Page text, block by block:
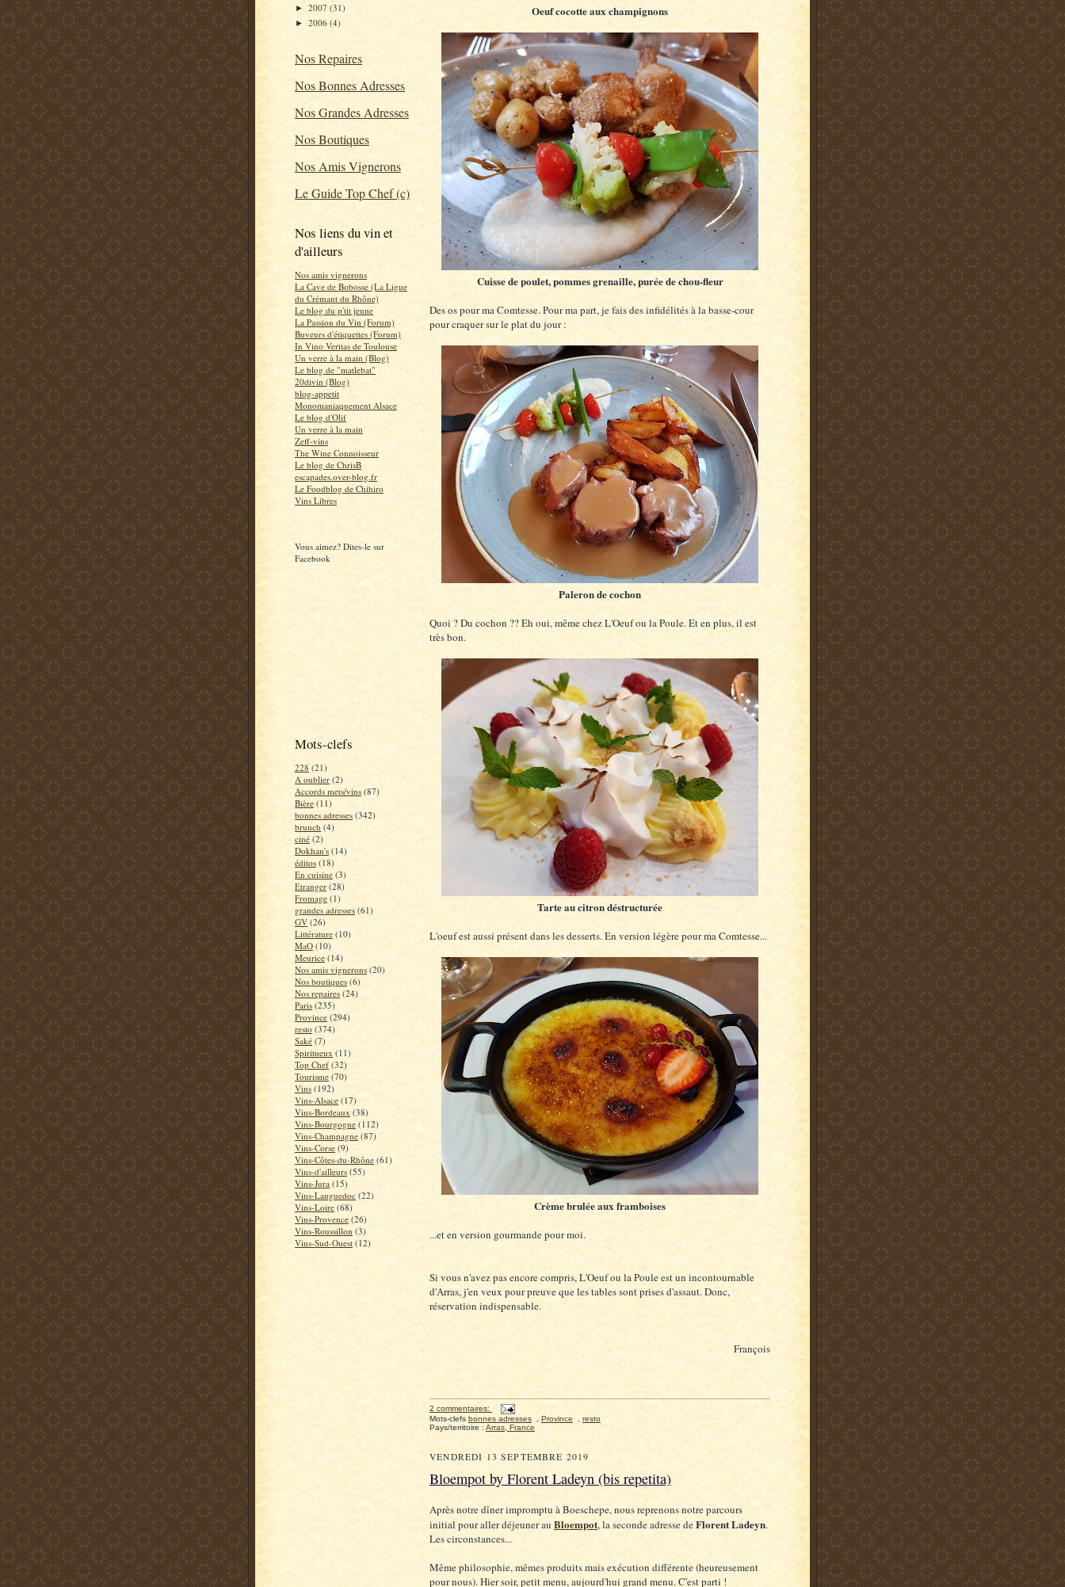
► 2007 (31)
► 2006 (4)
Nos Repaires
Nos Bonnes Adresses
Nos Grandes Adresses
Nos Boutiques
Nos Amis Vignerons
Le Guide Top Chef (c)
Nos liens du vin et
d'ailleurs
Nos amis vignerons
La Cave de Bobosse (La Ligue
du Crémant du Rhône)
Le blog du p'tit jeune
La Passion du Vin (Forum)
Buveurs d'étiquettes (Forum)
In Vino Veritas de Toulouse
Un verre à la main (Blog)
Le blog de "matlebat"
20divin (Blog)
blog-appetit
Monomaniaquement Alsace
Le blog d'Olif
Un verre à la main
Zeff-vins
The Wine Connoisseur
Le blog de ChrisB
escapades.over-blog.fr
Le Foodblog de Chihiro
Vins Libres
Vous aimez? Dites-le sur
Facebook
Mots-clefs
228 (21)
A oublier (2)
Accords mets/vins (87)
Bière (11)
bonnes adresses (342)
brunch (4)
ciné (2)
Dokhan's (14)
éditos (18)
En cuisine (3)
Etranger (28)
Fromage (1)
grandes adresses (61)
GV (26)
Littérature (10)
MaO (10)
Meurice (14)
Nos amis vignerons (20)
Nos boutiques (6)
Nos repaires (24)
Paris (235)
Province (294)
resto (374)
Saké (7)
Spiritueux (11)
Top Chef (32)
Tourisme (70)
Vins (192)
Vins-Alsace (17)
Vins-Bordeaux (38)
Vins-Bourgogne (112)
Vins-Champagne (87)
Vins-Corse (9)
Vins-Côtes-du-Rhône (61)
Vins-d'ailleurs (55)
Vins-Jura (15)
Vins-Languedoc (22)
Vins-Loire (68)
Vins-Provence (26)
Vins-Roussillon (3)
Vins-Sud-Ouest (12)
Oeuf cocotte aux champignons
Cuisse de poulet, pommes grenaille, purée de chou-fleur
Des os pour ma Comtesse. Pour ma part, je fais des infidélités à la basse-cour
pour craquer sur le plat du jour :
Paleron de cochon
Quoi ? Du cochon ?? Eh oui, même chez L'Oeuf ou la Poule. Et en plus, il est
très bon.
Tarte au citron déstructurée
L'oeuf est aussi présent dans les desserts. En version légère pour ma Comtesse...
Crème brulée aux framboises
...et en version gourmande pour moi.
Si vous n'avez pas encore compris, L'Oeuf ou la Poule est un incontournable
d'Arras, j'en veux pour preuve que les tables sont prises d'assaut. Donc,
réservation indispensable.
François
2 commentaires:
Mots-clefs bonnes adresses , Province , resto
Pays/territoire : Arras, France
VENDREDI 13 SEPTEMBRE 2019
Bloempot by Florent Ladeyn (bis repetita)
Après notre dîner impromptu à Boeschepe, nous reprenons notre parcours
initial pour aller déjeuner au Bloempot, la seconde adresse deFlorent Ladeyn.
Les circonstances...
Même philosophie, mêmes produits mais exécution différente (heureusement
pour nous). Hier soir, petit menu, aujourd'hui grand menu. C'est parti !